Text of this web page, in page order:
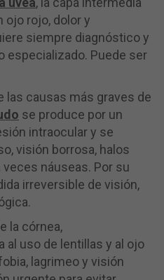
ojo rojo, dolor y
siempre diagnóstico y
Puede ser
las causas más graves de
se produce por un
intraocular y se
visión borrosa, halos
náuseas. Por su
irreversible de visión,
la córnea,
uso de lentillas y al ojo
lagrimeo y visión